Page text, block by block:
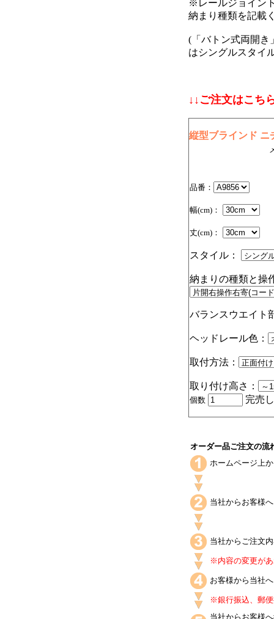
※レールジョイン
納まり種類を記載
(「バトン式両開き
はシングルスタイ
↓↓ご注文はこち
縦型ブラインド ニ
品番：
幅(cm)：
丈(cm)：
スタイル：
納まりの種類と操
バランスウエイト
ヘッドレール色：
取付方法：
取り付け高さ：
個数 完売